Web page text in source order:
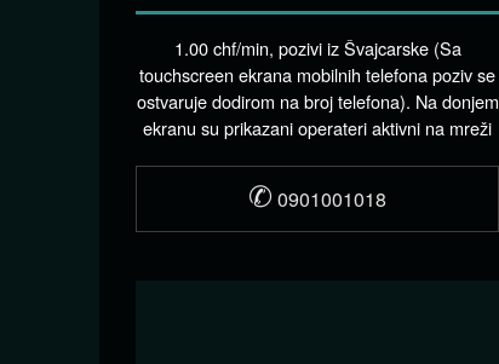
1.00 chf/min, pozivi iz Švajcarske (Sa
touchscreen ekrana mobilnih telefona poziv se
ostvaruje dodirom na broj telefona). Na donjem
ekranu su prikazani operateri aktivni na mreži
✆ 0901001018